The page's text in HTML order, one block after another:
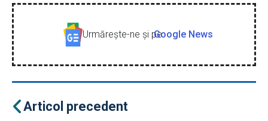
Urmăreşte-ne şi peGoogle News
Articol precedent